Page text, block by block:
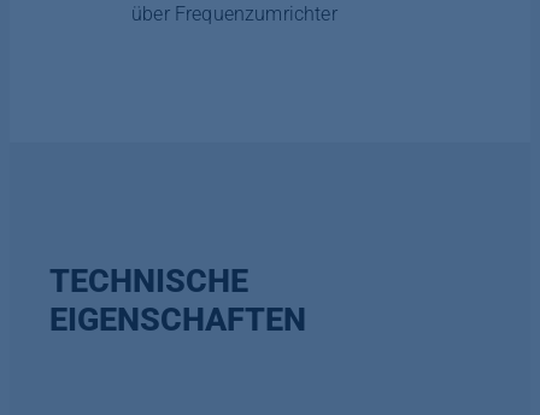
über Frequenzumrichter
TECHNISCHE
EIGENSCHAFTEN